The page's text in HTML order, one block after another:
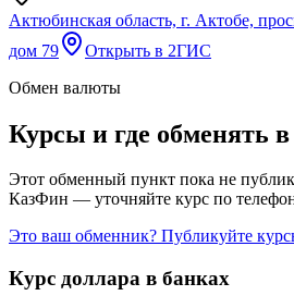
Актюбинская область, г. Актобе,
дом 79
Открыть в 2ГИС
Обмен валюты
Курсы и где обменять в
Этот обменный пункт пока не
КазФин — уточняйте курс по
Это ваш обменник? Публикуйте
Курс доллара в банках